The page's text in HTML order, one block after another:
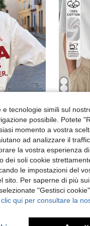
a lettere, casual, girocollo, maniche corte, versatile e adatta alle donne, colore bianco
in Sciolto Magliette casual basic
in Sciolto Magliette casual basic
in Sciolto Magliette casual basic
8.98€
4-7
e tecnologie simili sul
possibile. Potete
momento a vostra
ad analizzare il
la vostra esperienza
dei soli cookie
le impostazioni del
sito. Per saperne di più
"Gestisci
qui per consultare la